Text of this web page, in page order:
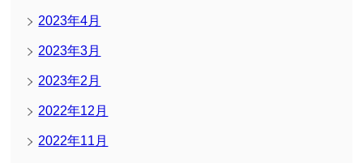
2023年4月
2023年3月
2023年2月
2022年12月
2022年11月